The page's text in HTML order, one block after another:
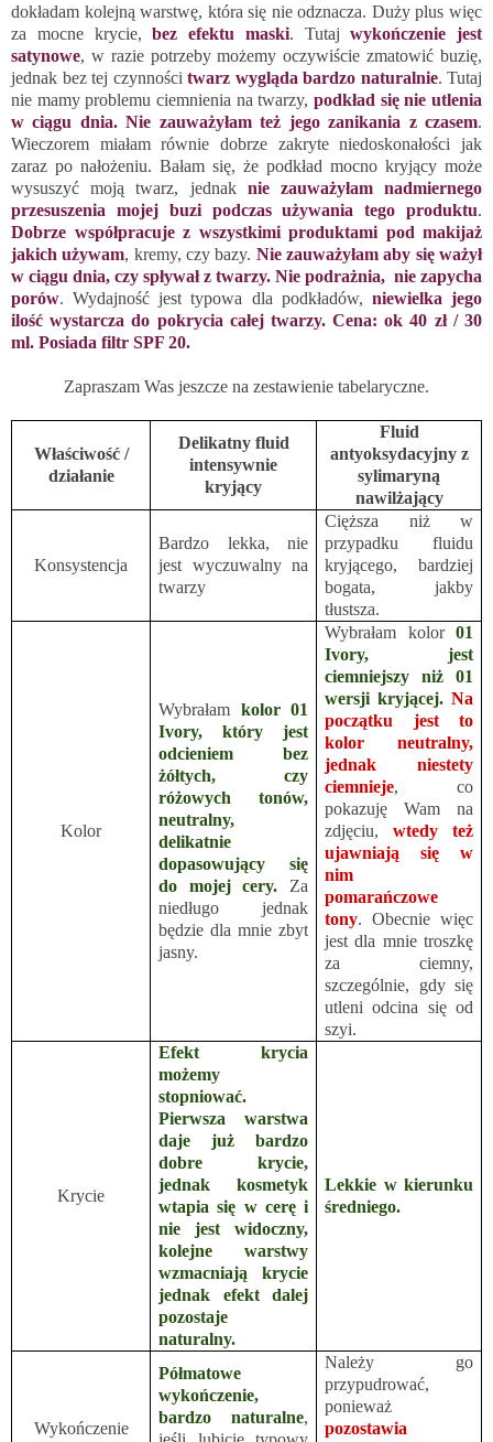
dokładam kolejną warstwę, która się nie odznacza. Duży plus więc
za mocne krycie,bez efektu maski. Tutajwykończenie jest
satynowe, w razie potrzeby możemy oczywiście zmatowić buzię,
jednak bez tej czynności twarz wygląda bardzo naturalnie. Tutaj
nie mamy problemu ciemnienia na twarzy, podkład się nie utlenia
w ciągu dnia. Nie zauważyłam też jego zanikania z czasem.
Wieczorem miałam równie dobrze zakryte niedoskonałości jak
zaraz po nałożeniu. Bałam się, że podkład mocno kryjący może
wysuszyć moją twarz, jednak nie zauważyłam nadmiernego
przesuszenia mojej buzi podczas używania tego produktu.
Dobrze współpracuje z wszystkimi produktami pod makijaż
jakich używam, kremy, czy bazy. Nie zauważyłam aby się ważył
w ciągu dnia, czy spływał z twarzy. Nie podrażnia, nie zapycha
porów. Wydajność jest typowa dla podkładów, niewielka jego
ilość wystarcza do pokrycia całej twarzy. Cena: ok 40 zł / 30
ml. Posiada filtr SPF 20.
Zapraszam Was jeszcze na zestawienie tabelaryczne.
Właściwość /
działanie
Delikatny fluid
intensywnie
kryjący
Fluid
antyoksydacyjny z
sylimaryną
nawilżający
Konsystencja
Bardzo lekka, nie
jest wyczuwalny na
twarzy
Cięższa niż w
przypadku fluidu
kryjącego, bardziej
bogata, jakby
tłustsza.
Kolor
Wybrałam kolor 01
Ivory, który jest
odcieniem bez
żółtych, czy
różowych tonów,
neutralny,
delikatnie
dopasowujący się
do mojej cery. Za
niedługo jednak
będzie dla mnie zbyt
jasny.
Wybrałam kolor 01
Ivory, jest
ciemniejszy niż 01
wersji kryjącej. Na
początku jest to
kolor neutralny,
jednak niestety
ciemnieje, co
pokazuję Wam na
zdjęciu, wtedy też
ujawniają się w
nim
pomarańczowe
tony. Obecnie więc
jest dla mnie troszkę
za ciemny,
szczególnie, gdy się
utleni odcina się od
szyi.
Krycie
Efekt krycia
możemy
stopniować.
Pierwsza warstwa
daje już bardzo
dobre krycie,
jednak kosmetyk
wtapia się w cerę i
nie jest widoczny,
kolejne warstwy
wzmacniają krycie
jednak efekt dalej
pozostaje
naturalny.
Lekkie w kierunku
średniego.
Wykończenie
Półmatowe
wykończenie,
bardzo naturalne,
Należy go
przypudrować,
ponieważ
pozostawia